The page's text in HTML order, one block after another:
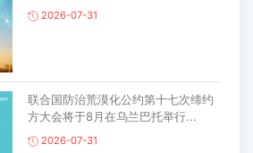
2026-07-31
联合国防治荒漠化公约第十七次缔约
方大会将于8月在乌兰巴托举行...
2026-07-31